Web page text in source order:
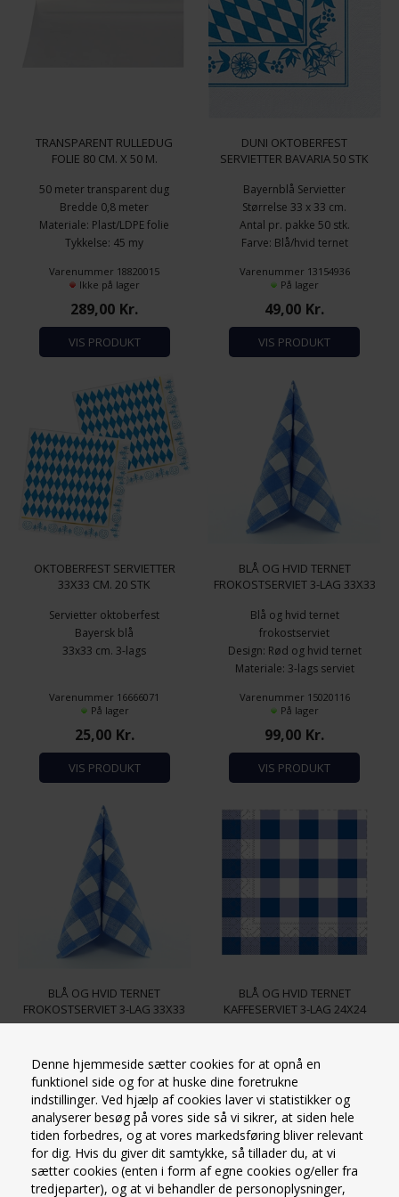
Denne hjemmeside sætter cookies for at opnå en
funktionel side og for at huske dine foretrukne
indstillinger. Ved hjælp af cookies laver vi statistikker og
analyserer besøg på vores side så vi sikrer, at siden hele
tiden forbedres, og at vores markedsføring bliver relevant
for dig. Hvis du giver dit samtykke, så tillader du, at vi
sætter cookies (enten i form af egne cookies og/eller fra
tredjeparter), og at vi behandler de personoplysninger,
TRANSPARENT RULLEDUG
FOLIE 80 CM. X 50 M.
50 meter transparent dug
Bredde 0,8 meter
Materiale: Plast/LDPE folie
Tykkelse: 45 my
Varenummer 18820015
Ikke på lager
289,00 Kr.
VIS PRODUKT
DUNI OKTOBERFEST
SERVIETTER BAVARIA 50 STK
Bayernblå Servietter
Størrelse 33 x 33 cm.
Antal pr. pakke 50 stk.
Farve: Blå/hvid ternet
Varenummer 13154936
På lager
49,00 Kr.
VIS PRODUKT
OKTOBERFEST SERVIETTER
33X33 CM. 20 STK
Servietter oktoberfest
Bayersk blå
33x33 cm. 3-lags
Varenummer 16666071
På lager
25,00 Kr.
VIS PRODUKT
BLÅ OG HVID TERNET
FROKOSTSERVIET 3-LAG 33X33
Blå og hvid ternet
frokostserviet
Design: Rød og hvid ternet
Materiale: 3-lags serviet
Størrelse: 33x33 cm.
Antal pr. pakke: 100 stk.
Varenummer 15020116
På lager
99,00 Kr.
VIS PRODUKT
BLÅ OG HVID TERNET
FROKOSTSERVIET 3-LAG 33X33
CM. 20 STK
frokostserviet
Design blå og hvid ternet
3-lags serviet
Størrelse: 33x33 cm.
Antal pr. pakke: 20 stk.
Varenummer 15020301
På lager
25,00 Kr.
VIS PRODUKT
BLÅ OG HVID TERNET
KAFFESERVIET 3-LAG 24X24
CM. 150 STK.
Design: Rød og hvid ternet
Materiale: 3-lags serviet
papirsserviet
Størrelse: 24x24 cm.
Antal pr. pakke: 150 stk.
Varenummer 15020117
På lager
89,00 Kr.
VIS PRODUKT